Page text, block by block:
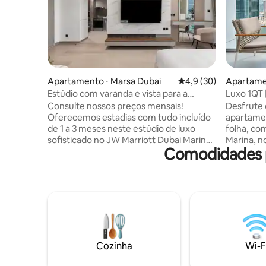
Apartamento ⋅ Marsa Dubai 4,9 de uma avaliação
4,9 (30)
Estúdio com varanda e vista para a
marina no JW Marriott Dubai Marina
Consulte nossos preços mensais!
Oferecemos estadias com tudo incluído
de 1 a 3 meses neste estúdio de luxo
sofisticado no JW Marriott Dubai Marina.
Apreciar vistas deslumbrantes da marina
Luxo: piscina de borda infinita, academia
de alto nível e uma banheira de imersão
profunda. Conectividade: acesso direto
ao Marina Mall e a poucos passos do
Luxo
Desfrute
folha,
Marina,
incluindo
áreas de
Comodidades
Cozinha Wi-